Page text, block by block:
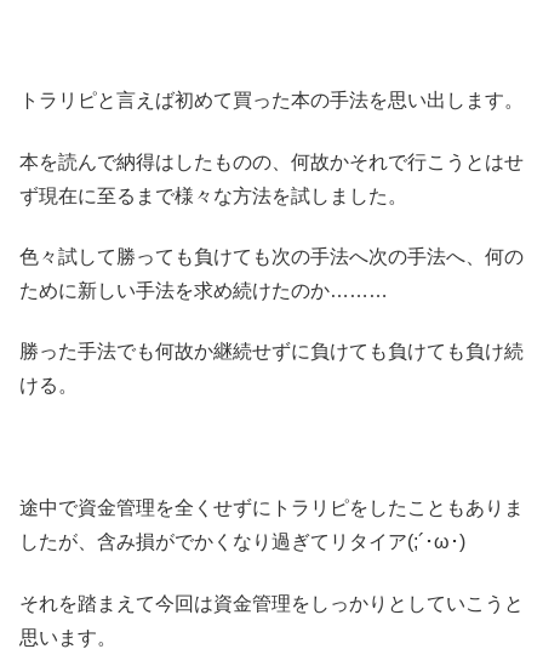
トラリピと言えば初めて買った本の手法を思い出します。
本を読んで納得はしたものの、何故かそれで行こうとはせ
ず現在に至るまで様々な方法を試しました。
色々試して勝っても負けても次の手法へ次の手法へ、何の
ために新しい手法を求め続けたのか………
勝った手法でも何故か継続せずに負けても負けても負け続
ける。
途中で資金管理を全くせずにトラリピをしたこともありま
したが、含み損がでかくなり過ぎてリタイア(;´･ω･)
それを踏まえて今回は資金管理をしっかりとしていこうと
思います。